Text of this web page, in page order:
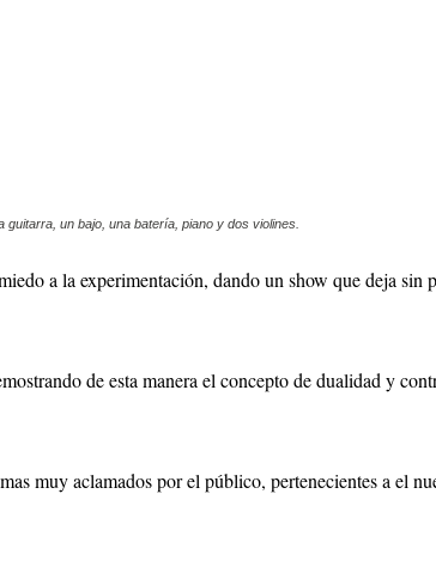
un bajo, una batería, piano y dos violines.
a la experimentación, dando un show que deja sin
de esta manera el concepto de dualidad y
muy aclamados por el público, pertenecientes a el